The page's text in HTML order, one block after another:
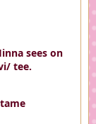
sees on
tee.